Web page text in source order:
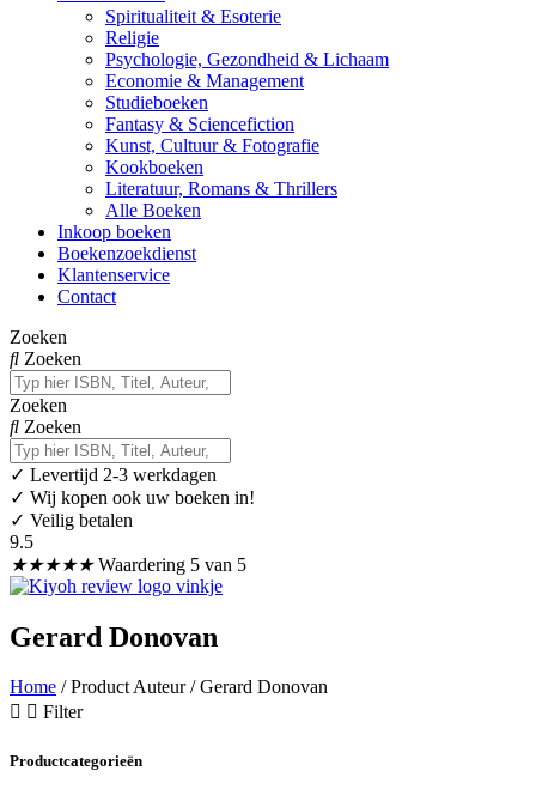
Spiritualiteit & Esoterie
Religie
Psychologie, Gezondheid & Lichaam
Economie & Management
Studieboeken
Fantasy & Sciencefiction
Kunst, Cultuur & Fotografie
Kookboeken
Literatuur, Romans & Thrillers
Alle Boeken
Inkoop boeken
Boekenzoekdienst
Klantenservice
Contact
Zoeken
Zoeken
Zoeken
Zoeken
✓ Levertijd 2-3 werkdagen
✓ Wij kopen ook uw boeken in!
✓ Veilig betalen
9.5
★★★★★ Waardering 5 van 5
Gerard Donovan
Home / Product Auteur / Gerard Donovan
Filter
Productcategorieën